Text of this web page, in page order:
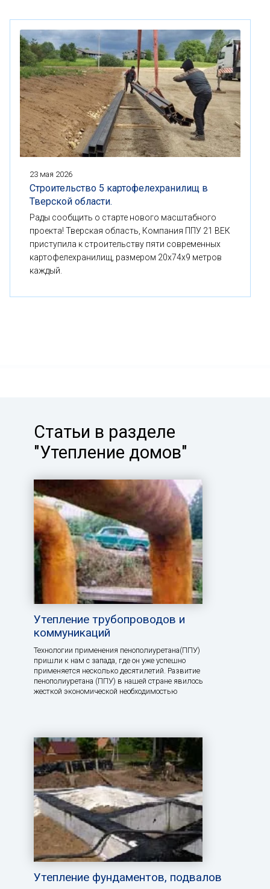
23 мая 2026
Строительство 5 картофелехранилищ в
Тверской области.
Рады сообщить о старте нового масштабного
проекта! Тверская область, Компания ППУ 21 ВЕК
приступила к строительству пяти современных
картофелехранилищ, размером 20x74x9 метров
каждый.
Статьи в разделе
"Утепление домов"
Утепление трубопроводов и
коммуникаций
Технологии применения пенополиуретана(ППУ)
пришли к нам с запада, где он уже успешно
применяется несколько десятилетий. Развитие
пенополиуретана (ППУ) в нашей стране явилось
жесткой экономической необходимостью
Утепление фундаментов, подвалов